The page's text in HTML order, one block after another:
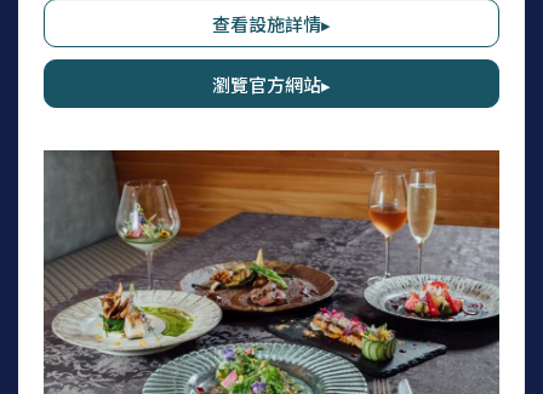
的斯洛伐克葡萄酒，與餐點完美搭配。料理不依賴高級食材，精心料理
當季食材，深受各世代喜愛。溫馨的空間氛圍也很適合慶祝紀念日或包
場派對。
查看設施詳情▸
瀏覽官方網站▸